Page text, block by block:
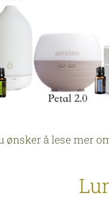
ønsker å lese mer